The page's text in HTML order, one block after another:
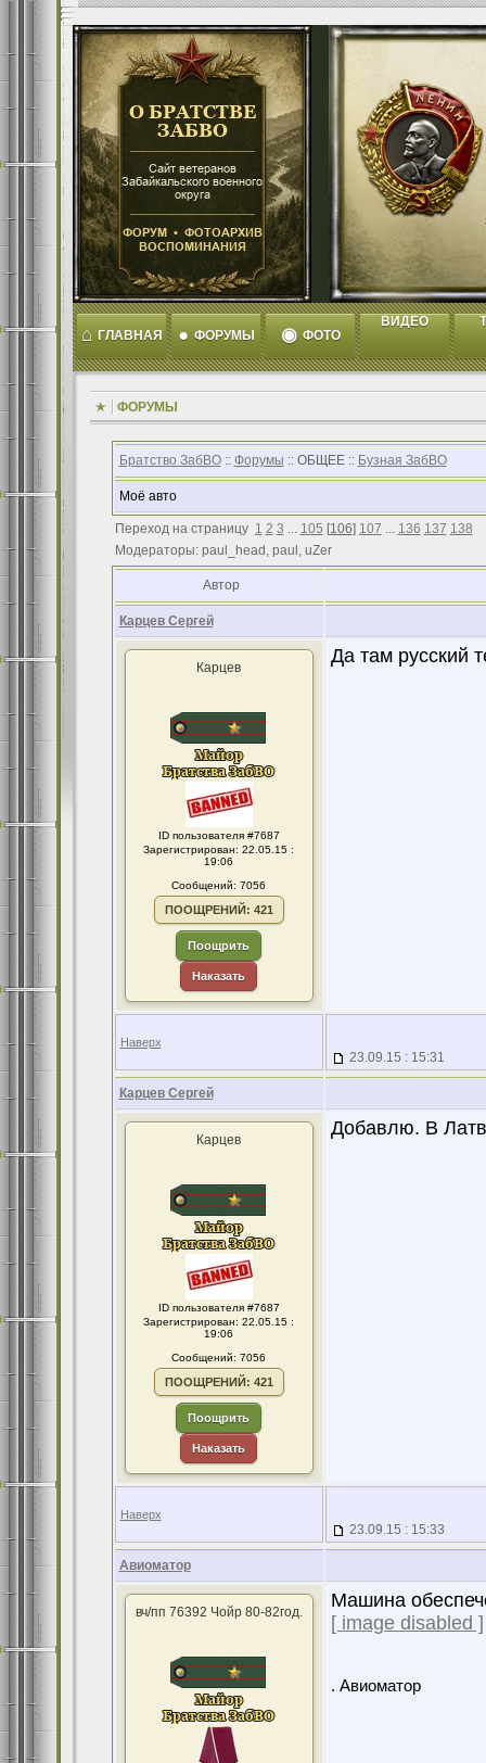
⌂ ГЛАВНАЯ ● ФОРУМЫ ◉ ФОТО
ВИДЕО
ФОРУМЫ
Братство ЗабВО:: Форумы :: ОБЩЕЕ :: Бузная ЗабВО
Моё авто
Переход на страницу 1 2 3 ... 105 [106] 107 ... 136 137 138
Модераторы: paul_head, paul, uZer
Автор
Карцев Сергей
Карцев
ID пользователя #7687
Зарегистрирован: 22.05.15 :
19:06
Сообщений: 7056
ПООЩРЕНИЙ: 421
Поощрить
Наказать
Да там русский
Наверх
23.09.15 : 15:31
Карцев Сергей
Карцев
ID пользователя #7687
Зарегистрирован: 22.05.15 :
19:06
Сообщений: 7056
ПООЩРЕНИЙ: 421
Поощрить
Наказать
Добавлю. В
Наверх
23.09.15 : 15:33
Авиоматор
вч/пп 76392 Чойр 80-82год.
Машина
[ image disabled ]
. Авиоматор